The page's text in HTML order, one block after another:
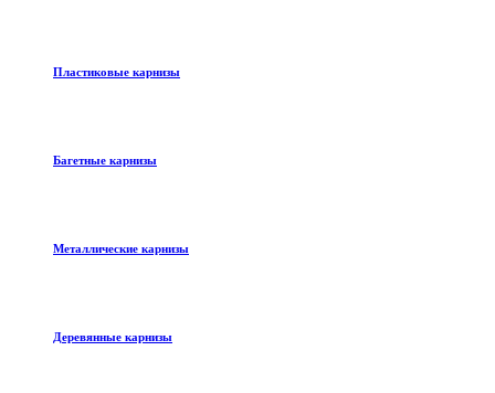
Пластиковые карнизы
Багетные карнизы
Металлические карнизы
Деревянные карнизы